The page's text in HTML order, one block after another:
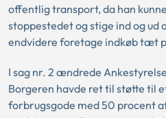
offentlig transport, da han
stoppestedet og stige ind og ud
endvidere foretage indkøb tæt
I sag nr. 2 ændrede
Borgeren havde ret til støtte til
forbrugsgode med 50 procent